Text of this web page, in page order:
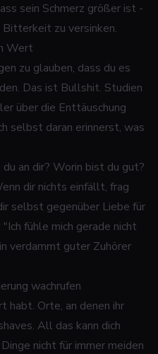
sein Schmerz größer ist -
Bitterkeit zu versinken.
Wert
zu glauben, dass du es
Das ist Bullshit. Studien
über die Enttäuschung
selbst daran erinnerst, was
an dir? Worin bist du gut?
dir nichts einfällt, frag
selbst gegenüber Liebe für
fühle mich gerade nicht
verdammt guter Zuhörer
wachrufen
habt. Orte, an denen ihr
All das kann dich
nicht für immer meiden